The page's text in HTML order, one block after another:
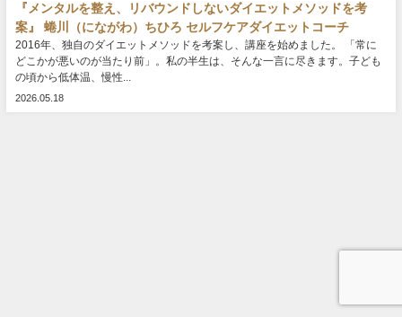
『メンタルを整え、リバウンドしないダイエットメソッドを考
案』 蜷川（にながわ）ちひろ セルフケアダイエットコーチ
2016年、独自のダイエットメソッドを考案し、講座を始めました。 「常に
どこかが悪いのが当たり前」。私の半生は、そんな一言に尽きます。子ども
の頃から低体温、慢性...
2026.05.18